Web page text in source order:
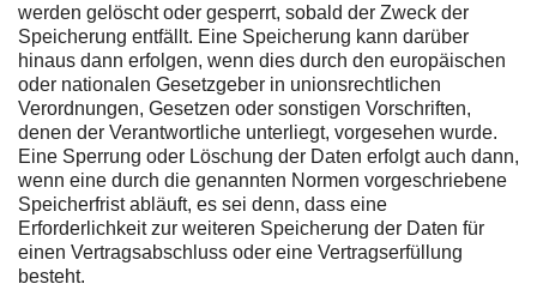
werden gelöscht oder gesperrt, sobald der Zweck der
Speicherung entfällt. Eine Speicherung kann darüber
hinaus dann erfolgen, wenn dies durch den europäischen
oder nationalen Gesetzgeber in unionsrechtlichen
Verordnungen, Gesetzen oder sonstigen Vorschriften,
denen der Verantwortliche unterliegt, vorgesehen wurde.
Eine Sperrung oder Löschung der Daten erfolgt auch dann,
wenn eine durch die genannten Normen vorgeschriebene
Speicherfrist abläuft, es sei denn, dass eine
Erforderlichkeit zur weiteren Speicherung der Daten für
einen Vertragsabschluss oder eine Vertragserfüllung
besteht.